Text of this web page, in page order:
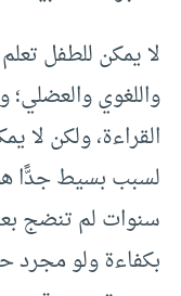
لا يمكن للطفل
واللغوي والعضلي؛
القراءة، ولكن لا
لسبب بسيط جدًّا
سنوات لم تنضج
بكفاءة ولو مجرد